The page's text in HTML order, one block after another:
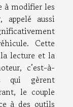
à modifier les
appelé aussi
Cette
lecture et la
c’est-à-
qui gèrent
le couple
à des outils